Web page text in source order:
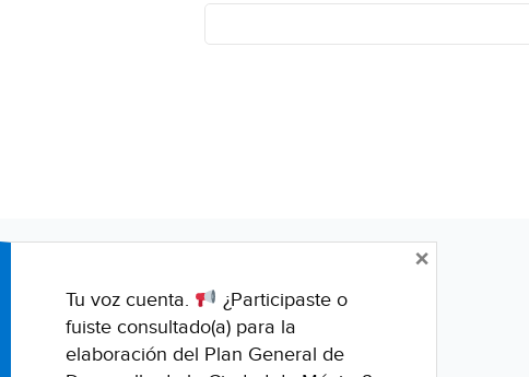
Tu voz cuenta.
¿Participaste o
fuiste consultado(a) para la
elaboración del Plan General de
×